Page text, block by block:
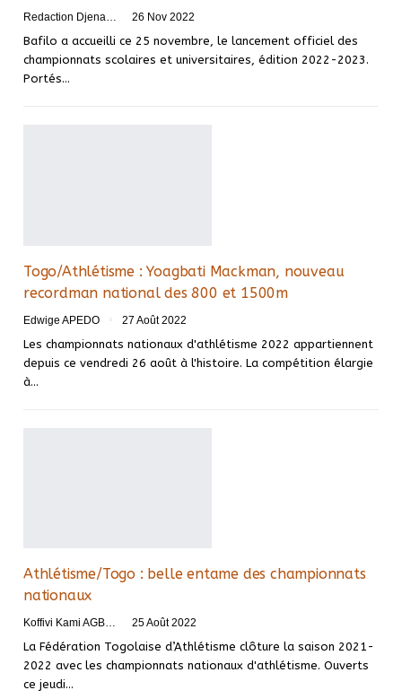
Redaction DjenaSport 26 Nov 2022
Bafilo a accueilli ce 25 novembre, le lancement officiel des
championnats scolaires et universitaires, édition 2022-2023.
Portés…
Togo/Athlétisme : Yoagbati Mackman, nouveau
recordman national des 800 et 1500m
Edwige APEDO 27 Août 2022
Les championnats nationaux d'athlétisme 2022 appartiennent
depuis ce vendredi 26 août à l'histoire. La compétition élargie
à…
Athlétisme/Togo : belle entame des championnats
nationaux
Koffivi Kami AGBETOU 25 Août 2022
La Fédération Togolaise d’Athlétisme clôture la saison 2021-
2022 avec les championnats nationaux d'athlétisme. Ouverts
ce jeudi…